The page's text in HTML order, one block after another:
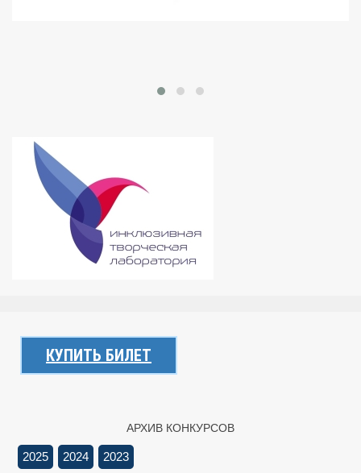
КУПИТЬ БИЛЕТ
АРХИВ КОНКУРСОВ
2025 2024 2023